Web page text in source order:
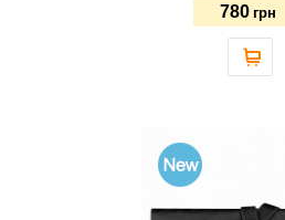
780 грн